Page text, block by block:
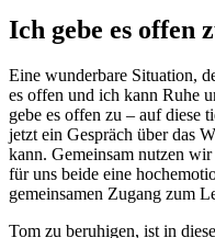
Ich gebe es offen
Eine wunderbare Situation,
es offen und ich kann Ruhe
gebe es offen zu – auf diese
jetzt ein Gespräch über das
kann. Gemeinsam nutzen
für uns beide eine
gemeinsamen Zugang zum
Tom zu beruhigen, ist in